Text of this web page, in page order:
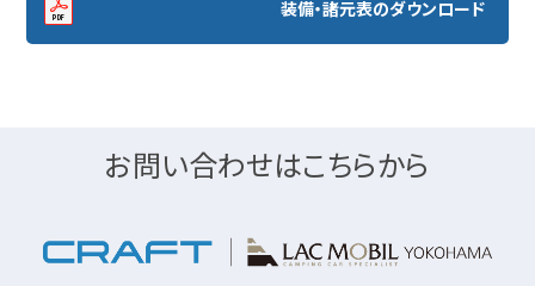
装備・諸元表のダウンロード
お問い合わせはこちらから